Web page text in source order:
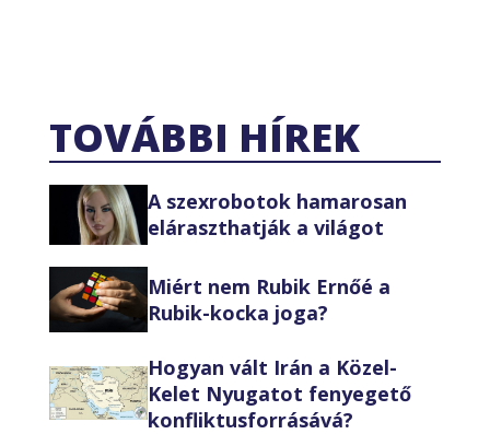
TOVÁBBI HÍREK
A szexrobotok hamarosan
eláraszthatják a világot
Miért nem Rubik Ernőé a
Rubik-kocka joga?
Hogyan vált Irán a Közel-
Kelet Nyugatot fenyegető
konfliktusforrásává?